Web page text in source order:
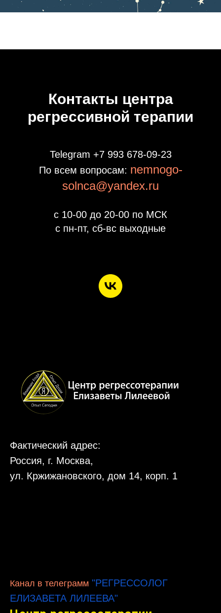
Контакты центра
регрессивной терапии
Telegram +7 993 678‑09‑23
По всем вопросам: nemnogo-
solnca@yandex.ru
с 10-00 до 20-00 по МСК
с пн-пт, сб-вс выходные
Фактический адрес:
Россия, г. Москва,
ул. Кржижановского, дом 14, корп. 1
Канал в телеграмм "РЕГРЕССОЛОГ
ЕЛИЗАВЕТА ЛИЛЕЕВА"